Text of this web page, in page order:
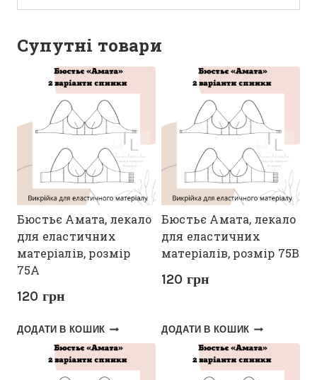
Супутні товари
Бюстьє Амата, лекало
для еластичних
матеріалів, розмір
75А
120 грн
ДОДАТИ В КОШИК
Бюстьє Амата, лекало
для еластичних
матеріалів, розмір 75В
120 грн
ДОДАТИ В КОШИК